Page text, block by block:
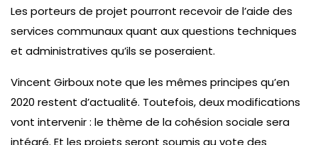
Les porteurs de projet pourront recevoir de l’aide des
services communaux quant aux questions techniques
et administratives qu’ils se poseraient.
Vincent Girboux note que les mêmes principes qu’en
2020 restent d’actualité. Toutefois, deux modifications
vont intervenir : le thème de la cohésion sociale sera